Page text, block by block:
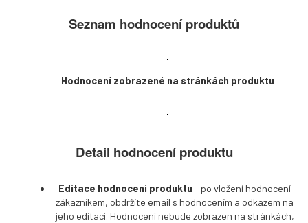
Seznam hodnocení produktů
Hodnocení zobrazené na stránkách produktu
Detail hodnocení produktu
Editace hodnocení produktu - po vložení hodnocení
zákazníkem, obdržíte email s hodnocením a odkazem na
jeho editaci. Hodnocení nebude zobrazen na stránkách,